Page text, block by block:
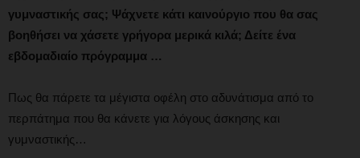
γυμναστικής σας; Ψάχνετε κάτι καινούργιο που θα σας
βοηθήσει να χάσετε γρήγορα μερικά κιλά; Δείτε ένα
εβδομαδιαίο πρόγραμμα …
Πως θα πάρετε τα μέγιστα οφέλη στο αδυνάτισμα από το
περπάτημα που θα κάνετε για λόγους άσκησης και
γυμναστικής…